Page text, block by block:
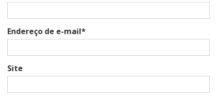
Endereço de e-mail*
Site